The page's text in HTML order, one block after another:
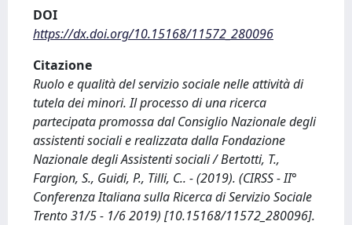
DOI
https://dx.doi.org/10.15168/11572_280096
Citazione
Ruolo e qualità del servizio sociale nelle attività di
tutela dei minori. Il processo di una ricerca
partecipata promossa dal Consiglio Nazionale degli
assistenti sociali e realizzata dalla Fondazione
Nazionale degli Assistenti sociali / Bertotti, T.,
Fargion, S., Guidi, P., Tilli, C.. - (2019). (CIRSS - II°
Conferenza Italiana sulla Ricerca di Servizio Sociale
Trento 31/5 - 1/6 2019) [10.15168/11572_280096].